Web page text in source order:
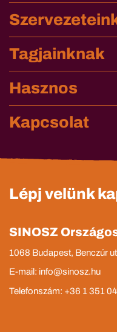
Tagjainknak
Hasznos
Kapcsolat
Lépj velünk
SINOSZ
1068 Budapest, Benczúr
E-mail: info@sinosz.hu
Telefonszám: +36 1 351